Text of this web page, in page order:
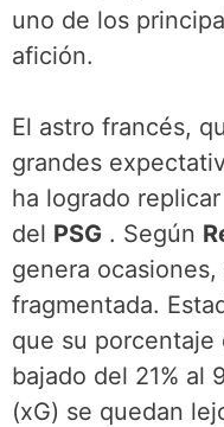
uno de los
afición.
El astro francés,
grandes
ha logrado
del PSG . Según
genera
fragmentada.
que su
bajado del 21% al
(xG) se quedan